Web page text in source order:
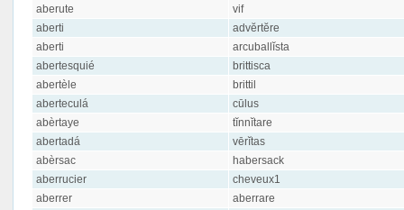
aberute
vif
aberti
advĕrtĕre
aberti
arcuballĭsta
abertesquié
brittisca
abertèle
brittil
aberteculá
cūlus
abèrtaye
tĭnnĭtare
abertadá
vērĭtas
abèrsac
habersack
aberrucier
cheveux1
aberrer
aberrare